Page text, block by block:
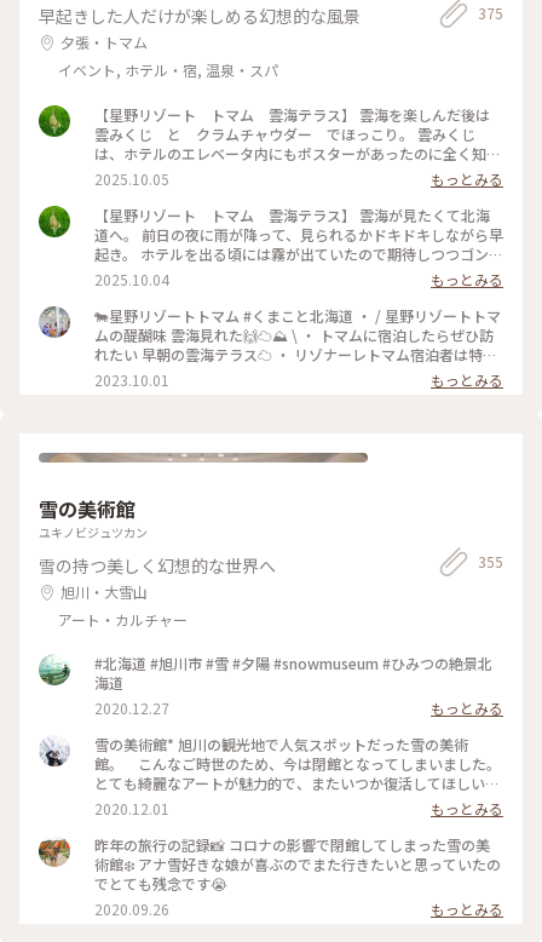
早起きした人だけが楽しめる幻想的な風景
夕張・トマム
イベント, ホテル・宿, 温泉・スパ
375
【星野リゾート トマム 雲海テラス】 雲海を楽しんだ後は
雲みくじ と クラムチャウダー でほっこり。 雲みくじ
は、ホテルのエレベータ内にもポスターがあったのに全く知ら
なくて… 隣のテーブルのグループが盛り上がっていて知りまし
た。 大吉、吉…ではなく、雲の名前が書かれてました しばら
く雲の形が気になりそう #ことりっぷ北海道 #秋の装い #絶
景 #星野リゾート #雲海 #おみくじ #雲
2025.10.05
もっとみる
【星野リゾート トマム 雲海テラス】 雲海が見たくて北海
道へ。 前日の夜に雨が降って、見られるかドキドキしながら早
起き。 ホテルを出る頃には霧が出ていたので期待しつつゴンド
ラ乗り場に向かいます。 少しずつ明るくなっていく空。 雲が
流れ込んでくる様子もはっきりと見ることが出来ました。 日
の出も太陽が隠れることなく拝むことが出来ましたー！！ #こ
とりっぷ北海道 #ことりっぷ #秋の装い #雲海 #星野リ
ゾート #日の出 #絶景
2025.10.04
もっとみる
🐄星野リゾートトマム #くまこと北海道 ・ / 星野リゾートトマ
ムの醍醐味 雲海見れた🙌☁️⛰️ \ ・ トマムに宿泊したらぜひ訪
れたい 早朝の雲海テラス☁️ ・ リゾナーレトマム宿泊者は特典
で 直通バス&ファストパスがついてくるのですが 始発バスま
さかの4:30発🤣 ・ 3:00起きで4:00頃ロビーにいくと もう行列
海道旅行 #北海道観光 #トマム旅行 #トマム観光 #トマム旅 #ト
とりっぷ15周年
2023.10.01 もっとみる
雪の美術館
ユキノビジュツカン
雪の持つ美しく幻想的な世界へ
旭川・大雪山
アート・カルチャー
355
#北海道 #旭川市 #雪 #夕陽 #snowmuseum #ひみつの絶景北
海道
2020.12.27
もっとみる
雪の美術館* 旭川の観光地で人気スポットだった雪の美術
館。 こんなご時世のため、今は閉館となってしまいました。
とても綺麗なアートが魅力的で、またいつか復活してほしい
と、市民が声をあげてSNSでアップして応援の声もあがってい
ます。 アナ雪が流行った頃は、ここでポーズを決めて撮影した
り、ウエディングでも人気なスポットでした❀ #アートと建築
#旭川 #わたしの街 #雪の美術館 #アート #風景 #観光スポット
2020.12.01
もっとみる
昨年の旅行の記録📸 コロナの影響で閉館してしまった雪の美
術館❄️ アナ雪好きな娘が喜ぶのでまた行きたいと思っていたの
でとても残念です😭
2020.09.26
もっとみる